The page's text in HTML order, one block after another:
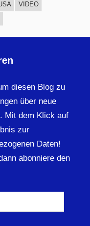
VIDEO
diesen Blog zu
über neue
Mit dem Klick auf
zur
Daten!
abonniere den